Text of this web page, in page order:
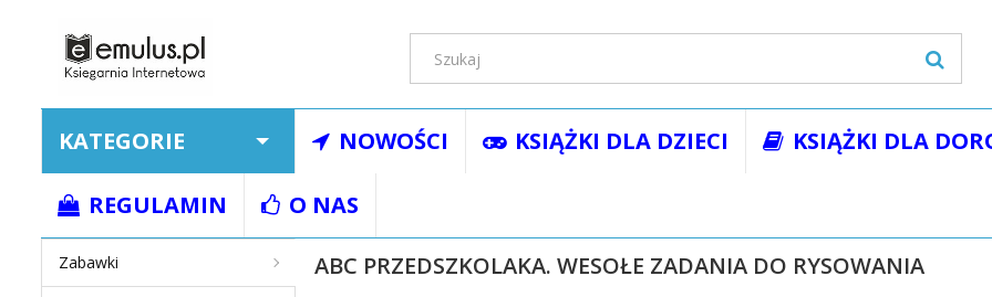
KATEGORIE
Zabawki
NOWOŚCI KSIĄŻKI DLA DZIECI KSIĄŻKI DLA
REGULAMIN O NASStrona główna
ABC PRZEDSZKOLAKA. WESOŁE ZADANIA DO RYSOWANIA